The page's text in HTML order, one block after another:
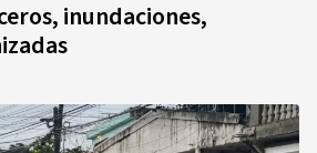
inundaciones,